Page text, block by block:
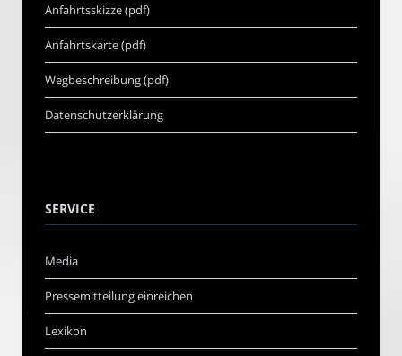
Anfahrtsskizze (pdf)
Anfahrtskarte (pdf)
Wegbeschreibung (pdf)
Datenschutzerklärung
SERVICE
Media
Pressemitteilung einreichen
Lexikon